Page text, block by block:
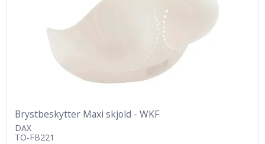
Brystbeskytter Maxi skjold - WKF
DAX
TO-FB221